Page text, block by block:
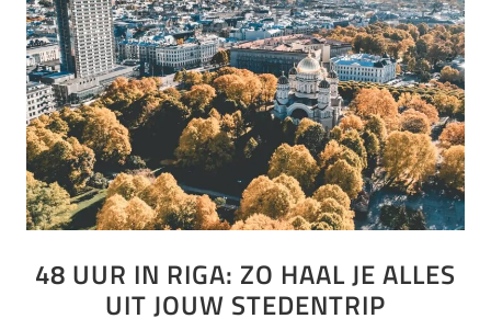
48 UUR IN RIGA: ZO HAAL JE ALLES
UIT JOUW STEDENTRIP